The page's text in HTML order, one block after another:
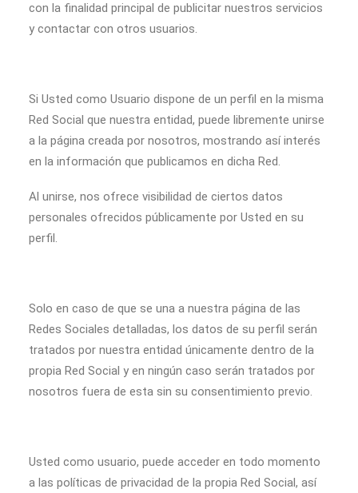
con la finalidad principal de publicitar nuestros servicios
y contactar con otros usuarios.
Si Usted como Usuario dispone de un perfil en la misma
Red Social que nuestra entidad, puede libremente unirse
a la página creada por nosotros, mostrando así interés
en la información que publicamos en dicha Red.
Al unirse, nos ofrece visibilidad de ciertos datos
personales ofrecidos públicamente por Usted en su
perfil.
Solo en caso de que se una a nuestra página de las
Redes Sociales detalladas, los datos de su perfil serán
tratados por nuestra entidad únicamente dentro de la
propia Red Social y en ningún caso serán tratados por
nosotros fuera de esta sin su consentimiento previo.
Usted como usuario, puede acceder en todo momento
a las políticas de privacidad de la propia Red Social, así